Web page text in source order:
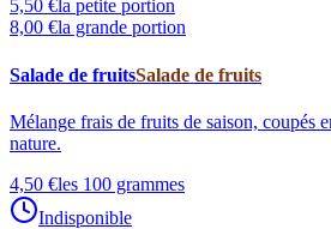
5,50 €la petite portion
8,00 €la grande portion
Salade de fruitsSalade de fruits
Mélange frais de fruits de saison, coupés
nature.
4,50 €les 100 grammes
Indisponible